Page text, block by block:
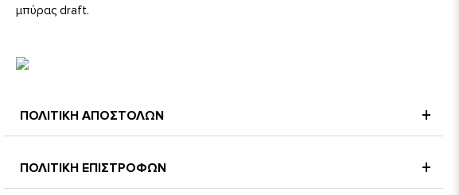
μπύρας draft.
ΠΟΛΙΤΙΚΗ ΑΠΟΣΤΟΛΩΝ
ΠΟΛΙΤΙΚΗ ΕΠΙΣΤΡΟΦΩΝ